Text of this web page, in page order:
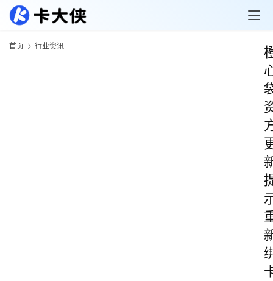
首页 行业资讯